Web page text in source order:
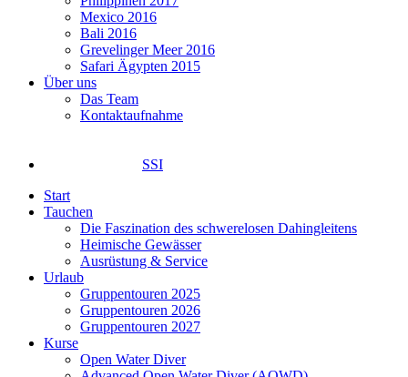
Mexico 2016
Bali 2016
Grevelinger Meer 2016
Safari Ägypten 2015
Über uns
Das Team
Kontaktaufnahme
SSI
Start
Tauchen
Die Faszination des schwerelosen Dahingleitens
Heimische Gewässer
Ausrüstung & Service
Urlaub
Gruppentouren 2025
Gruppentouren 2026
Gruppentouren 2027
Kurse
Open Water Diver